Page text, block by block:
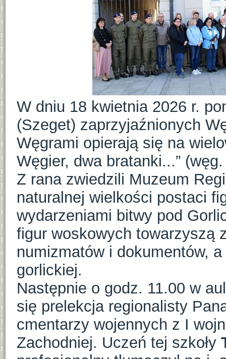
W dniu 18 kwietnia 2026 r.
(Szeget) zaprzyjaźnionych
Węgrami opierają się na
Węgier, dwa bratanki...”
Z rana zwiedzili Muzeum
naturalnej wielkości postaci
wydarzeniami bitwy pod
figur woskowych towarzyszą
numizmatów i dokumentów,
gorlickiej.
Następnie o godz. 11.00 w
się prelekcja regionalisty
cmentarzy wojennych z I
Zachodniej. Uczeń tej szkoły